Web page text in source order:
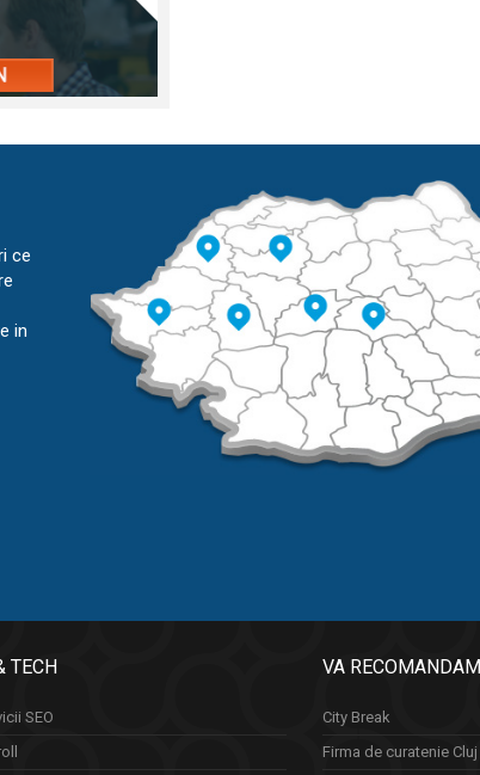
ce
in
TECH
SEO
VA RECOMANDAM
City Break
Firma de curatenie Cluj